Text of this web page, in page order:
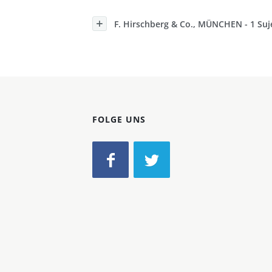
F. Hirschberg & Co., MÜNCHEN - 1
FOLGE UNS